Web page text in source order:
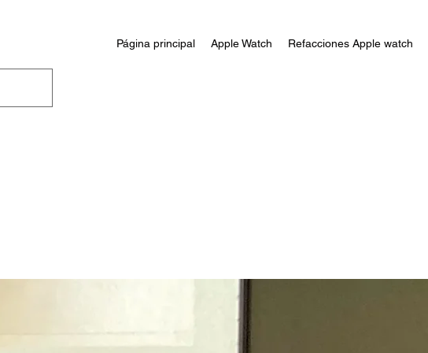
Página principal Apple Watch Refacciones Apple watch